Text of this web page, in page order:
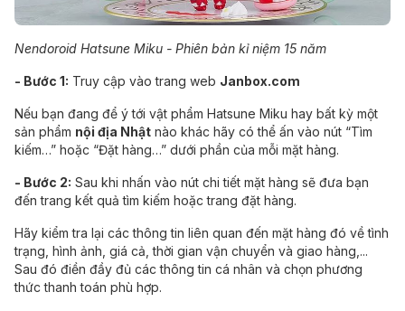
Nendoroid Hatsune Miku - Phiên bản kỉ niệm 15 năm
- Bước 1: Truy cập vào trang web Janbox.com
Nếu bạn đang để ý tới vật phẩm Hatsune Miku hay bất kỳ một
sản phẩm nội địa Nhật nào khác hãy có thể ấn vào nút “Tìm
kiếm…” hoặc “Đặt hàng…” dưới phần của mỗi mặt hàng.
- Bước 2: Sau khi nhấn vào nút chi tiết mặt hàng sẽ đưa bạn
đến trang kết quả tìm kiếm hoặc trang đặt hàng.
Hãy kiểm tra lại các thông tin liên quan đến mặt hàng đó về tình
trạng, hình ảnh, giá cả, thời gian vận chuyển và giao hàng,...
Sau đó điền đầy đủ các thông tin cá nhân và chọn phương
thức thanh toán phù hợp.